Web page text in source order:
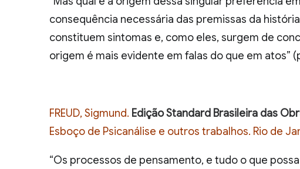
consequência necessária das premissas da
constituem sintomas e, como eles, surgem de
origem é mais evidente em falas do que em atos”
FREUD, Sigmund. Edição Standard Brasileira das
Esboço de Psicanálise e outros trabalhos. Rio de
“Os processos de pensamento, e tudo o que